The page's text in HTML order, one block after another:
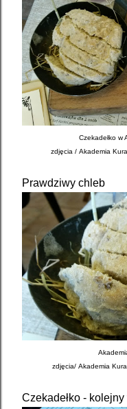
Czekadełko w
zdjęcia / Akademia
Prawdziwy chleb
zdjęcia/ Akademia
Czekadełko -